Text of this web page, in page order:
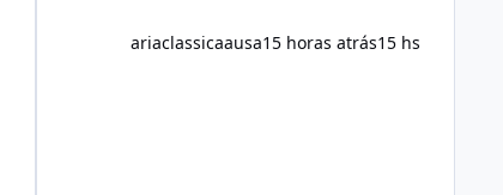
ariaclassicaausa15 horas atrás15 hs